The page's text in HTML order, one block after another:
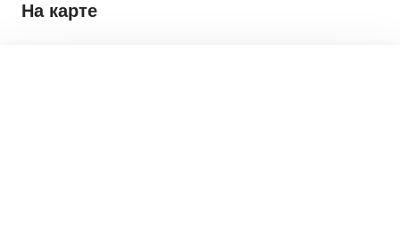
На карте